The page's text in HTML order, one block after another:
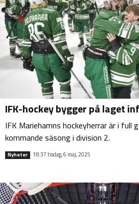
IFK-hockey bygger på laget
IFK Mariehamns hockeyherrar är i full
kommande säsong i division 2.
Nyheter 18:37 tisdag, 6 maj, 2025